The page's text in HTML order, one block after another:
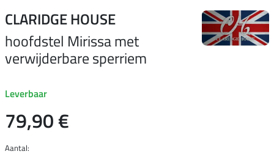
CLARIDGE HOUSE
hoofdstel Mirissa met
verwijderbare sperriem
Leverbaar
79,90 €
Aantal: